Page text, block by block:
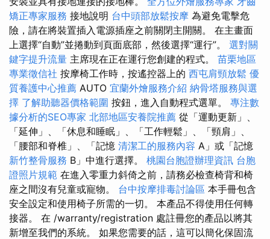
矯正專家服務 接地說明 台中頭部放鬆按摩 為避免電擊危
險，請在將裝置插入電源插座之前關閉主開關。 在主畫面
上選擇“自動”並捲動到頁面底部，然後選擇“運行”。 選對關
鍵字提升流量 主席現在正在運行您創建的程式。 苗栗地區
專業徵信社 按摩椅工作時，按遙控器上的 西屯肩頸放鬆 優
質養護中心推薦 AUTO 宜蘭外燴服務介紹 納骨塔服務與選
擇 了解助聽器價格範圍 按鈕，進入自動程式選單。 專注數
據分析的SEO專家 北部地區安養院推薦 從「運動更新」、
「延伸」、「休息和睡眠」、「工作輕鬆」、「頸肩」、
「腰部和脊椎」、「記憶 清潔工的服務內容 A」或「記憶
新竹整骨服務 B」中進行選擇。 桃園台胞證辦理資訊 台胞
證照片規範 在進入零重力斜倚之前，請務必檢查椅背和椅
座之間沒有兒童或寵物。 台中按摩排毒討論區 本手冊包含
安全設定和使用椅子所需的一切。 本產品不得使用任何轉
接器。 在 /warranty/registration 處註冊您的產品以將其
新增至我們的系統。 如果您需要的話，這可以簡化保固流